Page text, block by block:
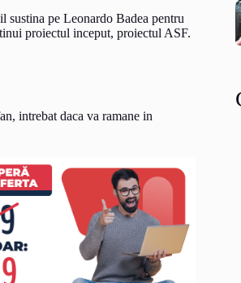
sustina pe Leonardo Badea pentru
proiectul inceput, proiectul ASF.
intrebat daca va ramane in